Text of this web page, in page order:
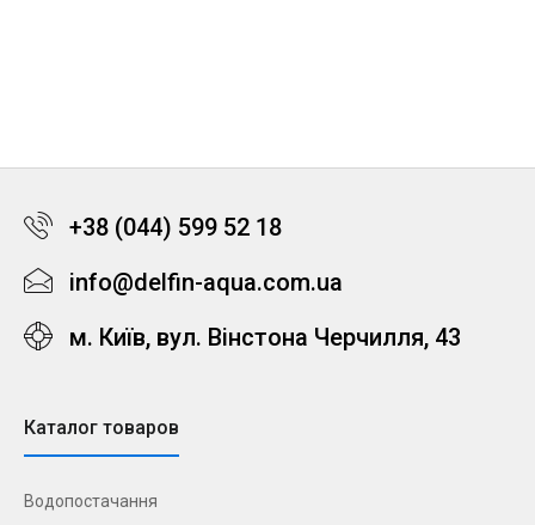
+38 (044) 599 52 18
info@delfin-aqua.com.ua
м. Київ, вул. Вінстона Черчилля, 43
Каталог товаров
Водопостачання